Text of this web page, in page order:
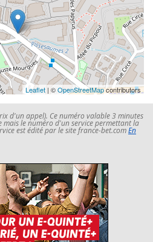
Leaflet | ©OpenStreetMapcontributors
d'un appel). Ce numéro valable 3 minutes
le numéro d'un service permettant la
est édité par le site france-bet.comEn